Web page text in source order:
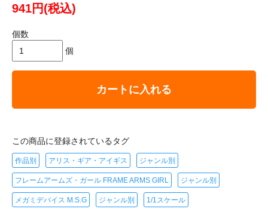
941円(税込)
個数
個
カートに入れる
この商品に登録されているタグ
作品別 アリス・ギア・アイギス ジャンル別
フレームアームズ・ガール FRAME ARMS GIRL ジャンル別
メガミデバイス M.S.G ジャンル別 1/1スケール